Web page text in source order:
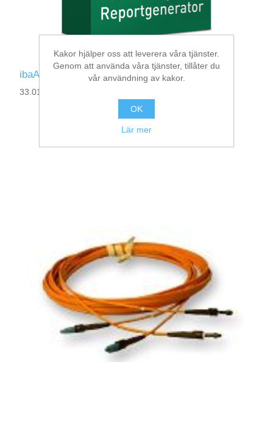
ibaAnalyzer-Reportgenerator
33.010402
Kakor hjälper oss att leverera våra tjänster.
Genom att använda våra tjänster, tillåter du
vår användning av kakor.
OK
Lär mer